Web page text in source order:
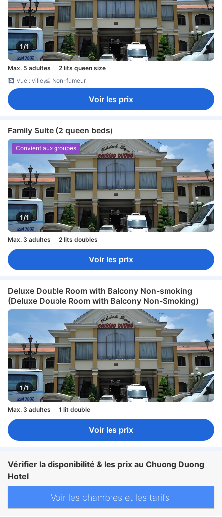
1/1
Max. 5 adultes
2 lits queen size
vue : ville
Non-fumeur
Voir les prix
Family Suite (2 queen beds)
1/1
Convient aux groupes
Max. 3 adultes 2 lits doubles
Voir les prix
Deluxe Double Room with Balcony Non-smoking
(Deluxe Double Room with Balcony Non-Smoking)
1/1
Max. 3 adultes 1 lit double
Voir les prix
Vérifier la disponibilité & les prix au Chuong Duong
Hotel
Voir les chambres et les tarifs